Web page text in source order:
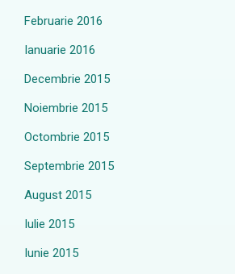
Februarie 2016
Ianuarie 2016
Decembrie 2015
Noiembrie 2015
Octombrie 2015
Septembrie 2015
August 2015
Iulie 2015
Iunie 2015